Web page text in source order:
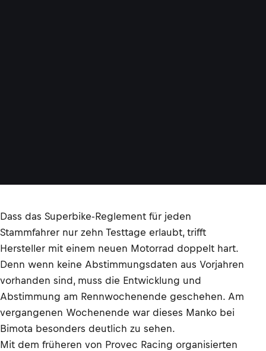
Dass das Superbike-Reglement für jeden
Stammfahrer nur zehn Testtage erlaubt, trifft
Hersteller mit einem neuen Motorrad doppelt hart.
Denn wenn keine Abstimmungsdaten aus Vorjahren
vorhanden sind, muss die Entwicklung und
Abstimmung am Rennwochenende geschehen. Am
vergangenen Wochenende war dieses Manko bei
Bimota besonders deutlich zu sehen.
Mit dem früheren von Provec Racing organisierten